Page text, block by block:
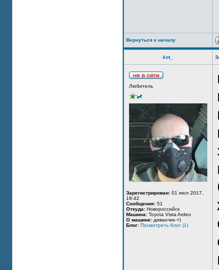
Вернуться к началу
kot_
Любитель
Зарегистрирован: 01 июл 2017,
19:42
Сообщения: 51
Откуда: Новороссийск
Машина: Toyota Vista Ardeo
О машине: диванчик =)
Блог: Посмотреть блог (1)